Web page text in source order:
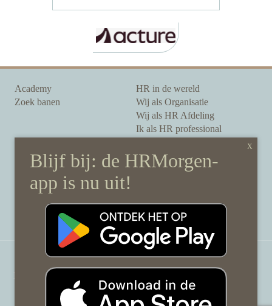
Academy
Zoek banen
HR in de wereld
Wij als Organisatie
Wij als HR Afdeling
Ik als HR professional
Onze auteurs
Onze partners
Sponsoring
Over HRMorgen
Disclaimer & gedragscode
HRMorgen.nl